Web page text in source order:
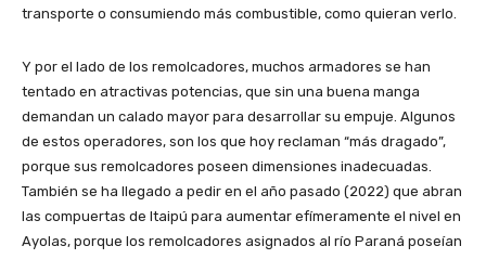
transporte o consumiendo más combustible, como quieran verlo.
Y por el lado de los remolcadores, muchos armadores se han
tentado en atractivas potencias, que sin una buena manga
demandan un calado mayor para desarrollar su empuje. Algunos
de estos operadores, son los que hoy reclaman “más dragado”,
porque sus remolcadores poseen dimensiones inadecuadas.
También se ha llegado a pedir en el año pasado (2022) que abran
las compuertas de Itaipú para aumentar efímeramente el nivel en
Ayolas, porque los remolcadores asignados al río Paraná poseían